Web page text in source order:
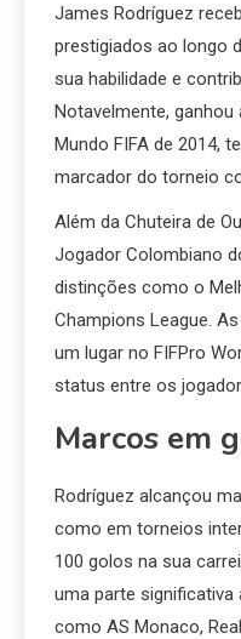
James Rodríguez
prestigiados ao longo
sua habilidade e
Notavelmente, ganhou
Mundo FIFA de 2014,
marcador do torneio
Além da Chuteira de
Jogador Colombiano
distinções como o
Champions League.
um lugar no FIFPro
status entre os
Marcos em
Rodríguez alcançou
como em torneios
100 golos na sua
uma parte
como AS Monaco,